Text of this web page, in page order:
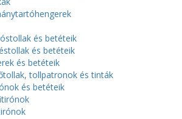
és betéteik
és betéteik
és betéteik
tollpatronok és tinták
és betéteik